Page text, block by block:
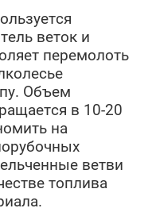
веток и
перемолоть
Объем
в 10-20
на
ветви
топлива